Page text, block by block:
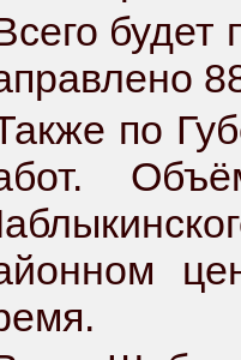
будет
по